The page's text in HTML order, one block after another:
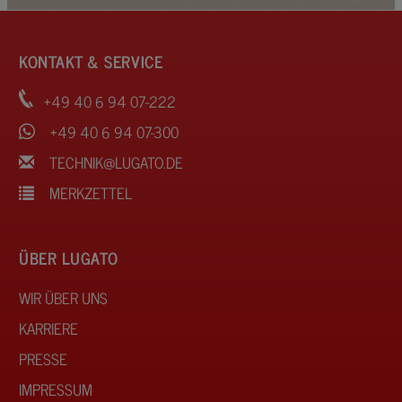
KONTAKT & SERVICE
+49 40 6 94 07-222
+49 40 6 94 07-300
TECHNIK@LUGATO.DE
MERKZETTEL
ÜBER LUGATO
WIR ÜBER UNS
KARRIERE
PRESSE
IMPRESSUM